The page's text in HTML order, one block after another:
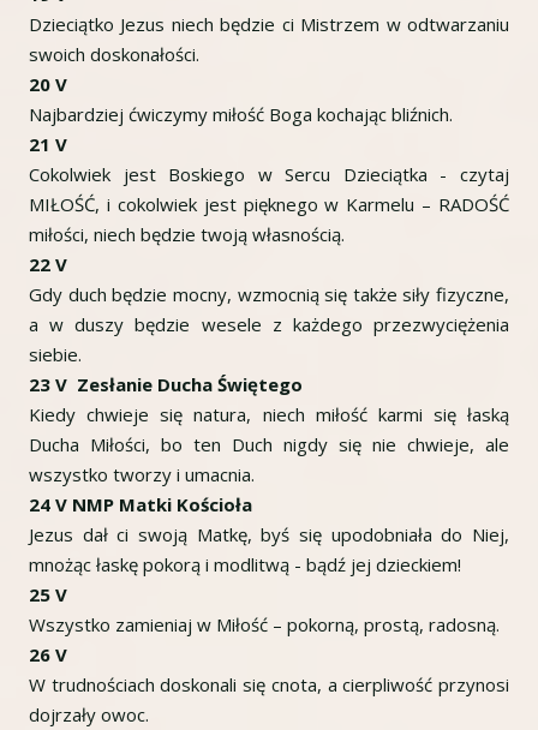
Dzieciątko Jezus niech będzie ci Mistrzem w odtwarzaniu
swoich doskonałości.
20 V
Najbardziej ćwiczymy miłość Boga kochając bliźnich.
21 V
Cokolwiek jest Boskiego w Sercu Dzieciątka - czytaj
MIŁOŚĆ, i cokolwiek jest pięknego w Karmelu – RADOŚĆ
miłości, niech będzie twoją własnością.
22 V
Gdy duch będzie mocny, wzmocnią się także siły fizyczne,
a w duszy będzie wesele z każdego przezwyciężenia
siebie.
23 V Zesłanie Ducha Świętego
Kiedy chwieje się natura, niech miłość karmi się łaską
Ducha Miłości, bo ten Duch nigdy się nie chwieje, ale
wszystko tworzy i umacnia.
24 V NMP Matki Kościoła
Jezus dał ci swoją Matkę, byś się upodobniała do Niej,
mnożąc łaskę pokorą i modlitwą - bądź jej dzieckiem!
25 V
Wszystko zamieniaj w Miłość – pokorną, prostą, radosną.
26 V
W trudnościach doskonali się cnota, a cierpliwość przynosi
dojrzały owoc.